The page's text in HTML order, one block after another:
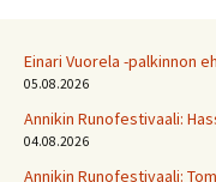
Einari Vuorela -palkinnon
05.08.2026
Annikin Runofestivaali:
04.08.2026
Annikin Runofestivaali: